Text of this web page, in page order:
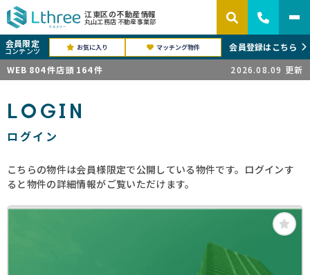
江東区の不動産情報
丸山工務店 不動産事業部
会員限定
コンテンツ お気に入り マッチング物件
会員登録はこちら
WEB 804件店頭 164件 2026.08.09 更新
LOGIN
ログイン
こちらの物件は会員様限定で公開している物件です。ログインす
ると物件の詳細情報がご覧いただけます。